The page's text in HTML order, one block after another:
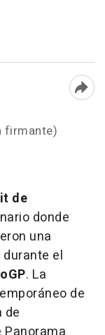
firmante)
de
donde
una
el
. La
de
de